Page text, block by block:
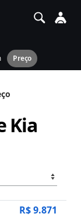
Preço
Kia
R$ 9.871